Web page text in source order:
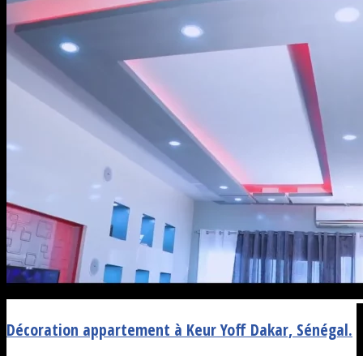
Décoration appartement à Keur Yoff Dakar, Sénégal.